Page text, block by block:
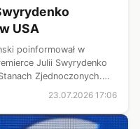
USA
poinformował w
Julii Swyrydenko
Zjednoczonych.
23.07.2026 17:06